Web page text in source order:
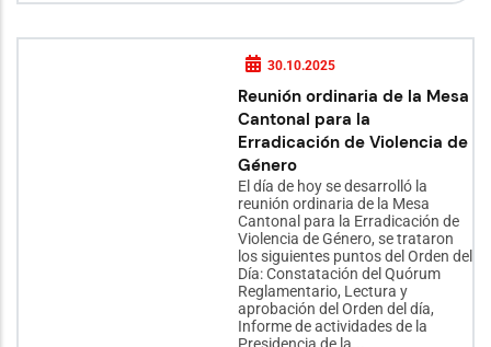
30.10.2025
Reunión ordinaria de la Mesa
Cantonal para la
Erradicación de Violencia de
Género
El día de hoy se desarrolló la
reunión ordinaria de la Mesa
Cantonal para la Erradicación de
Violencia de Género, se trataron
los siguientes puntos del Orden del
Día: Constatación del Quórum
Reglamentario, Lectura y
aprobación del Orden del día,
Informe de actividades de la
Presidencia de la...